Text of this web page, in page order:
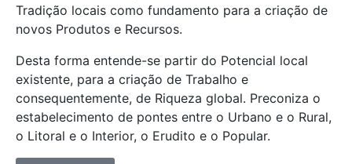
Tradição locais como fundamento para a criação de
novos Produtos e Recursos.
Desta forma entende-se partir do Potencial local
existente, para a criação de Trabalho e
consequentemente, de Riqueza global. Preconiza o
estabelecimento de pontes entre o Urbano e o Rural,
o Litoral e o Interior, o Erudito e o Popular.